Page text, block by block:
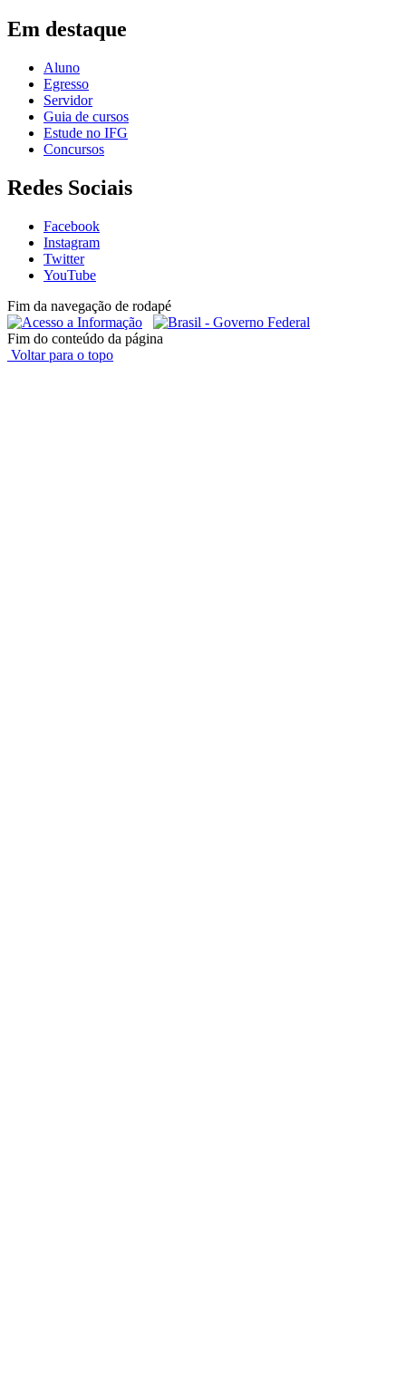
Em destaque
Aluno
Egresso
Servidor
Guia de cursos
Estude no IFG
Concursos
Redes Sociais
Facebook
Instagram
Twitter
YouTube
Fim da navegação de rodapé
Fim do conteúdo da página
Voltar para o topo